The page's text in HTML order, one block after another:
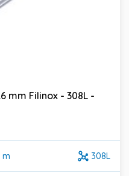
mm Filinox - 308L -
m 308L